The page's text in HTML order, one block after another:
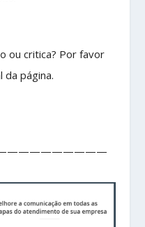
ou critica? Por favor
da página.